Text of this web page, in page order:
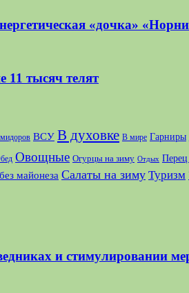
«дочка»
11 тысяч телят
ВСУ В духовке В мире Гарниры
Овощные Огурцы на зиму Отдых
майонеза Салаты на зиму Туризм
и стимулировании